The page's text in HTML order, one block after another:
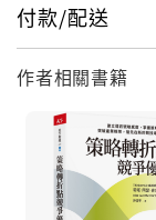
本書作者哥倫
（Rita
50「最有影響
卓越成就獎，
Twitter上關注
斯汀生都承認
付款/配送
作者相關書籍